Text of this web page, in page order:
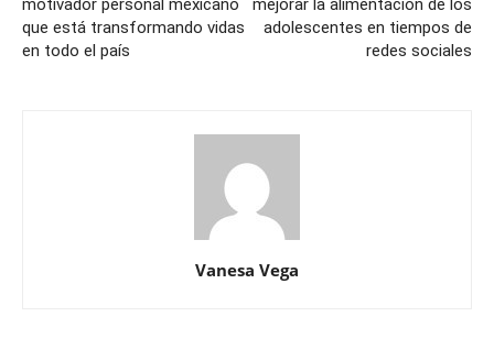
motivador personal mexicano
que está transformando vidas
en todo el país
mejorar la alimentación de los
adolescentes en tiempos de
redes sociales
Vanesa Vega